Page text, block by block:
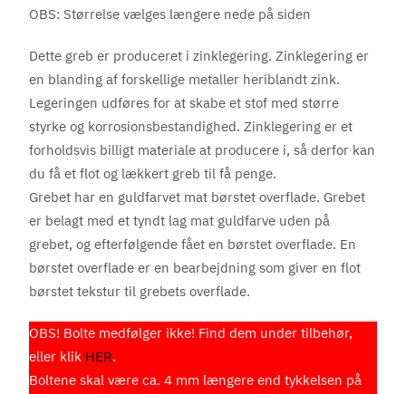
OBS: Størrelse vælges længere nede på siden
Dette greb er produceret i zinklegering. Zinklegering er
en blanding af forskellige metaller heriblandt zink.
Legeringen udføres for at skabe et stof med større
styrke og korrosionsbestandighed. Zinklegering er et
forholdsvis billigt materiale at producere i, så derfor kan
du få et flot og lækkert greb til få penge.
Grebet har en guldfarvet mat børstet overflade. Grebet
er belagt med et tyndt lag mat guldfarve uden på
grebet, og efterfølgende fået en børstet overflade. En
børstet overflade er en bearbejdning som giver en flot
børstet tekstur til grebets overflade.
OBS! Bolte medfølger ikke! Find dem under tilbehør,
eller klik HER.
Boltene skal være ca. 4 mm længere end tykkelsen på